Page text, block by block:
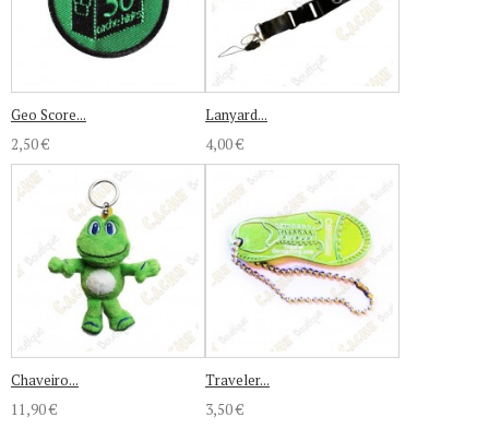
Geo Score...
2,50 €
Lanyard...
4,00 €
Chaveiro...
11,90 €
Traveler...
3,50 €